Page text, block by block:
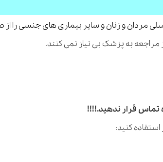
مردان و زنان و سایر بیماری های جنسی را
تماس قرار ندهید.!!!!
کنید: